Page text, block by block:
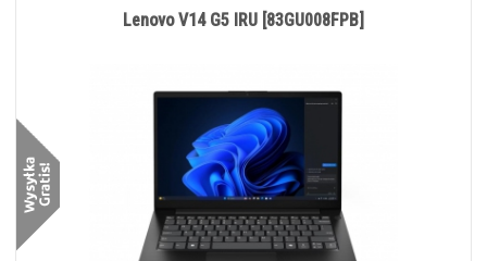
Lenovo V14 G5 IRU [83GU008FPB]